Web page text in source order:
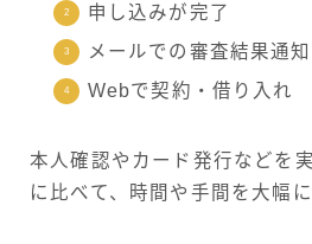
申し込みが完了
メールでの審査結果通知
Webで契約・借り入れ
本人確認やカード発行などを
に比べて、時間や手間を大幅